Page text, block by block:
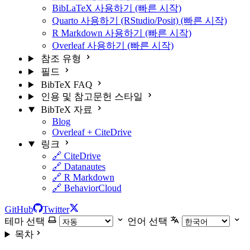
BibLaTeX 사용하기 (빠른 시작)
Quarto 사용하기 (RStudio/Posit) (빠른 시작)
R Markdown 사용하기 (빠른 시작)
Overleaf 사용하기 (빠른 시작)
참조 유형
필드
BibTeX FAQ
인용 및 참고문헌 스타일
BibTeX 자료
Blog
Overleaf + CiteDrive
링크
🔗 CiteDrive
🔗 Datanautes
🔗 R Markdown
🔗 BehaviorCloud
GitHub
Twitter
테마 선택
언어 선택
목차